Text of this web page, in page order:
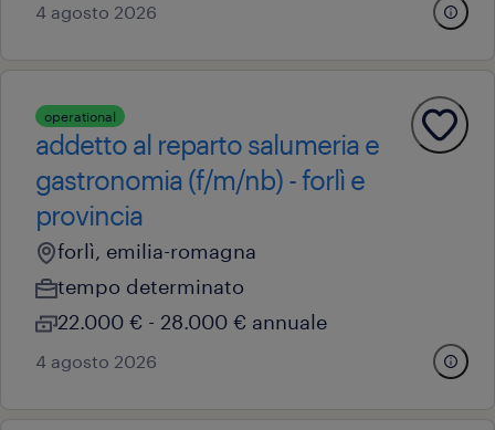
4 agosto 2026
operational
addetto al reparto salumeria e
gastronomia (f/m/nb) - forlì e
provincia
forlì, emilia-romagna
tempo determinato
22.000 € - 28.000 € annuale
4 agosto 2026